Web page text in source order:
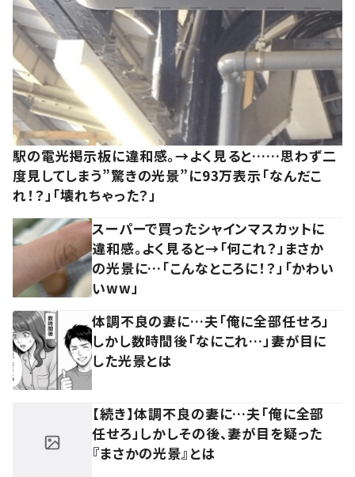
駅の電光掲示板に違和感。→よく見ると……思わず二
度見してしまう”驚きの光景”に93万表示「なんだこ
れ！？」「壊れちゃった？」
スーパーで買ったシャインマスカットに
違和感。よく見ると→「何これ？」まさか
の光景に…「こんなところに！？」「かわい
いww」
体調不良の妻に…夫「俺に全部任せろ」
しかし数時間後「なにこれ…」妻が目に
した光景とは
【続き】体調不良の妻に…夫「俺に全部
任せろ」しかしその後、妻が目を疑った
『まさかの光景』とは